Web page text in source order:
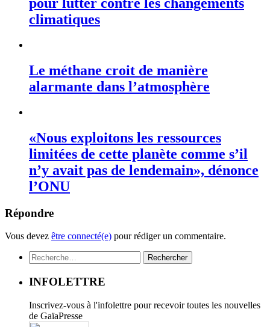
climatiques
Le méthane croit de manière
alarmante dans l’atmosphère
«Nous exploitons les ressources
limitées de cette planète comme s’il
n’y avait pas de lendemain», dénonce
l’ONU
Répondre
Vous devez être connecté(e) pour rédiger un commentaire.
Rechercher :
INFOLETTRE
Inscrivez-vous à l'infolettre pour recevoir toutes les nouvelles
de GaïaPresse